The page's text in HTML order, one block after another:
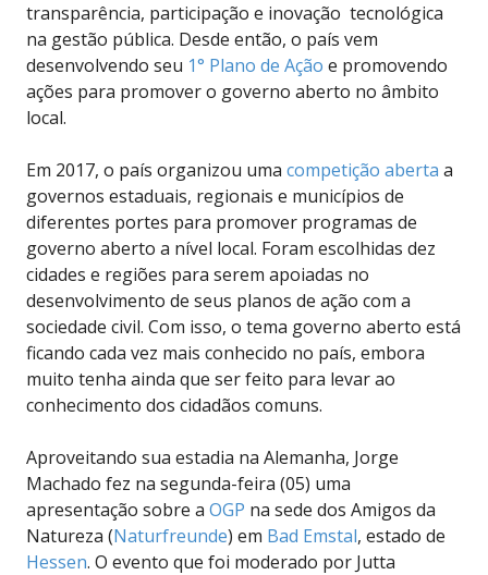
transparência, participação e inovação tecnológica
na gestão pública. Desde então, o país vem
desenvolvendo seu 1° Plano de Ação e promovendo
ações para promover o governo aberto no âmbito
local.
Em 2017, o país organizou uma competição aberta a
governos estaduais, regionais e municípios de
diferentes portes para promover programas de
governo aberto a nível local. Foram escolhidas dez
cidades e regiões para serem apoiadas no
desenvolvimento de seus planos de ação com a
sociedade civil. Com isso, o tema governo aberto está
ficando cada vez mais conhecido no país, embora
muito tenha ainda que ser feito para levar ao
conhecimento dos cidadãos comuns.
Aproveitando sua estadia na Alemanha, Jorge
Machado fez na segunda-feira (05) uma
apresentação sobre a OGP na sede dos Amigos da
Natureza (Naturfreunde) em Bad Emstal, estado de
Hessen. O evento que foi moderado por Jutta